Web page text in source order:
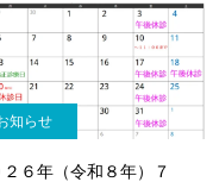
知らせ
２６年（令和８年）７